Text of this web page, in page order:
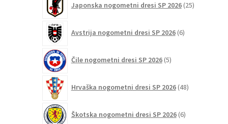
Japonska nogometni dresi SP 2026 25izdelkov
Avstrija nogometni dresi SP 2026 6izdelkov
Čile nogometni dresi SP 2026 5izdelkov
Hrvaška nogometni dresi SP 2026 48izdelkov
Škotska nogometni dresi SP 2026 6izdelkov